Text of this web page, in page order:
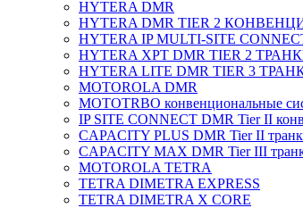
HYTERA DMR
HYTERA DMR TIER 2
HYTERA IP MULTI-SITE
HYTERA XPT DMR TIER 2
HYTERA LITE DMR TIER 3
MOTOROLA DMR
MOTOTRBO конвенциональные
IP SITE CONNECT DMR Tier II
CAPACITY PLUS DMR Tier II
CAPACITY MAX DMR Tier III
MOTOROLA TETRA
TETRA DIMETRA EXPRESS
TETRA DIMETRA X CORE